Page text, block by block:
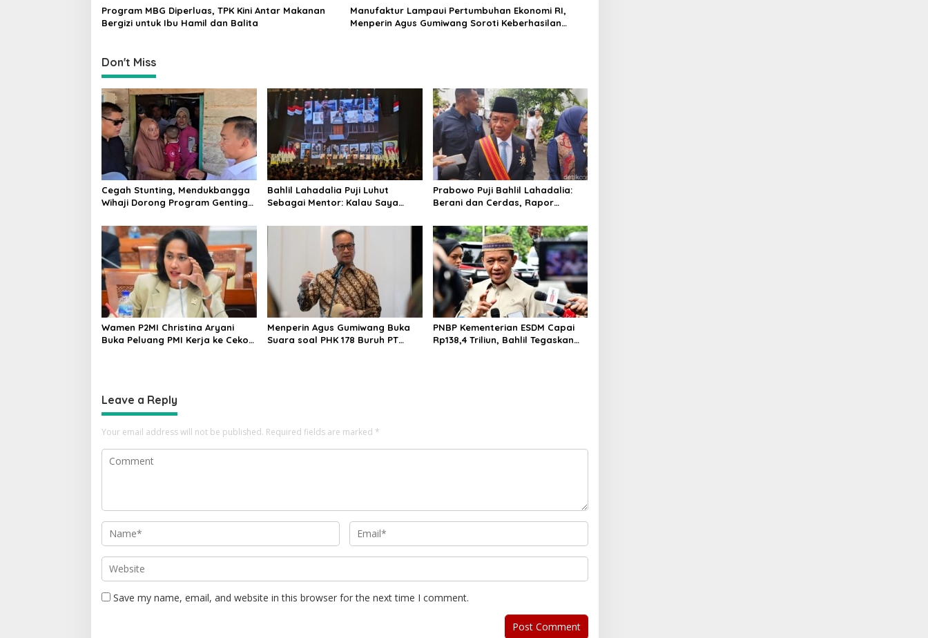
o
Program MBG Diperluas, TPK Kini Antar Makanan
Bergizi untuk Ibu Hamil dan Balita
Manufaktur Lampaui Pertumbuhan Ekonomi RI,
Menperin Agus Gumiwang Soroti Keberhasilan
Don't Miss
Cegah Stunting, Mendukbangga
Wihaji Dorong Program Genting
Bahlil Lahadalia Puji Luhut
Sebagai Mentor: Kalau Saya
Prabowo Puji Bahlil Lahadalia:
Berani dan Cerdas, Rapor
Wamen P2MI Christina Aryani
Buka Peluang PMI Kerja ke Ceko,
Menperin Agus Gumiwang Buka
Suara soal PHK 178 Buruh PT
PNBP Kementerian ESDM Capai
Rp138,4 Triliun, Bahlil Tegaskan
Leave a Reply
Your email address will not be published. Required fields are marked *
Save my name, email, and website in this browser for the next time I comment.